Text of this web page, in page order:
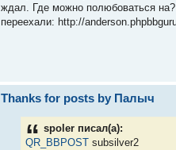
ждал. Где можно полюбоваться
переехали: http://
Thanks for posts by Палыч
spoler писал(а):
QR_BBPOST subsilver2